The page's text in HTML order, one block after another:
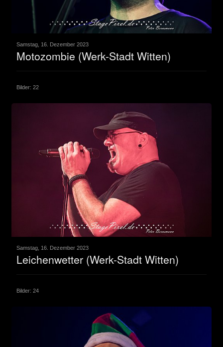
Samstag, 16. Dezember 2023
Motozombie (Werk-Stadt Witten)
Bilder: 22
Samstag, 16. Dezember 2023
Leichenwetter (Werk-Stadt Witten)
Bilder: 24